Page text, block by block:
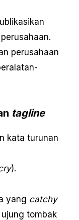
perusahaan
tagline
kata turunan
).
yang catchy
tombak